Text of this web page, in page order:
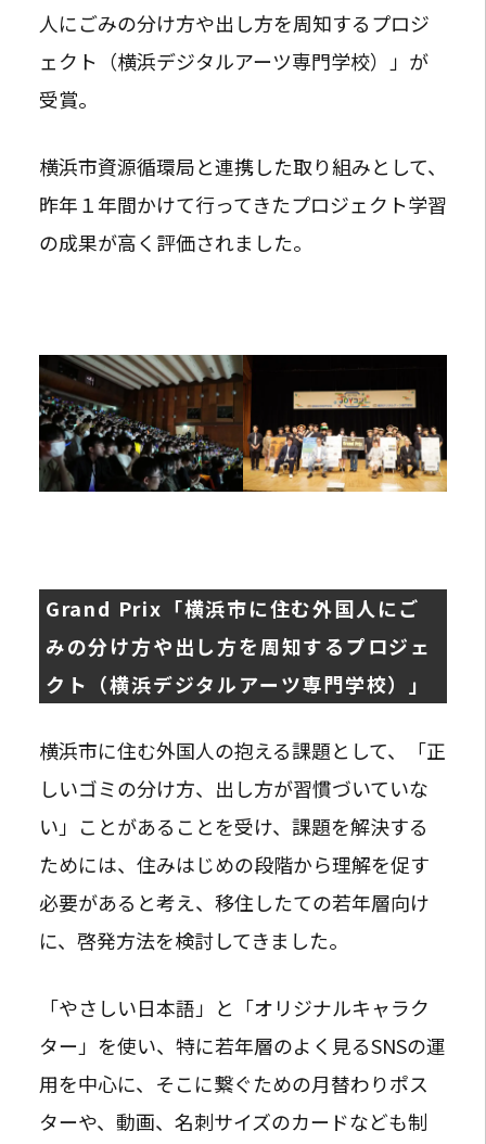
人にごみの分け方や出し方を周知するプロジ
ェクト（横浜デジタルアーツ専門学校）」が
受賞。
横浜市資源循環局と連携した取り組みとして、
昨年１年間かけて行ってきたプロジェクト学習
の成果が高く評価されました。
Grand Prix「横浜市に住む外国人にご
みの分け方や出し方を周知するプロジェ
クト（横浜デジタルアーツ専門学校）」
横浜市に住む外国人の抱える課題として、「正
しいゴミの分け方、出し方が習慣づいていな
い」ことがあることを受け、課題を解決する
ためには、住みはじめの段階から理解を促す
必要があると考え、移住したての若年層向け
に、啓発方法を検討してきました。
「やさしい日本語」と「オリジナルキャラク
ター」を使い、特に若年層のよく見るSNSの運
用を中心に、そこに繋ぐための月替わりポス
ターや、動画、名刺サイズのカードなども制